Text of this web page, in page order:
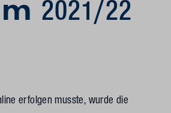
2021/22
erfolgen musste, wurde die